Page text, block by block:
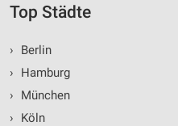
Top Städte
›
Berlin
›
Hamburg
›
München
›
Köln